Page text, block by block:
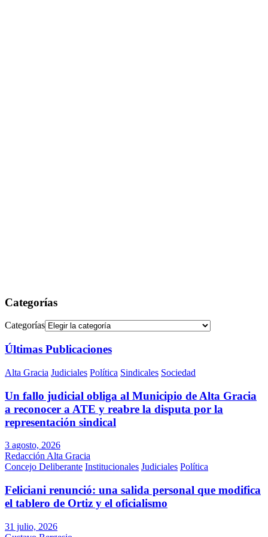
Categorías
Categorías
Últimas Publicaciones
Alta Gracia Judiciales Política Sindicales Sociedad
Un fallo judicial obliga al Municipio de Alta Gracia
a reconocer a ATE y reabre la disputa por la
representación sindical
3 agosto, 2026
Redacción Alta Gracia
Concejo Deliberante Institucionales Judiciales Política
Feliciani renunció: una salida personal que modifica
el tablero de Ortiz y el oficialismo
31 julio, 2026